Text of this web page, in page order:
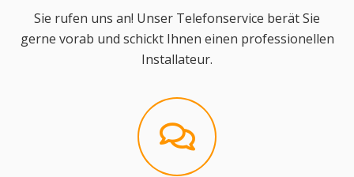
Sie rufen uns an! Unser Telefonservice berät Sie
gerne vorab und schickt Ihnen einen professionellen
Installateur.